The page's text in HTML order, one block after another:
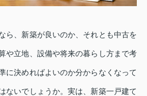
ら、新築が良いのか、それとも中古を
や立地、設備や将来の暮らし方まで考
に決めればよいのか分からなくなって
ないでしょうか。実は、新築一戸建て